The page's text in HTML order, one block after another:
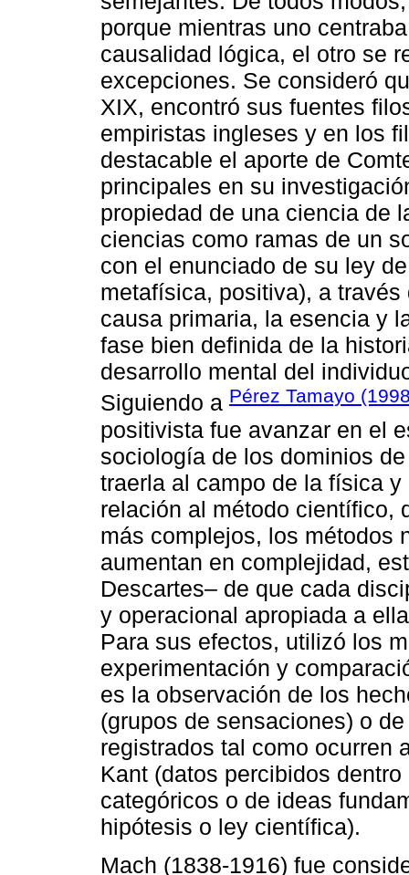
porque mientras uno
causalidad lógica, el otro se
excepciones. Se consideró
XIX, encontró sus fuentes
empiristas ingleses y en los
destacable el aporte de
principales en su
propiedad de una ciencia de
ciencias como ramas de un
con el enunciado de su ley
metafísica, positiva), a
causa primaria, la esencia y
fase bien definida de la
desarrollo mental del
Siguiendo a Pérez Tamayo
positivista fue avanzar en el
sociología de los dominios
traerla al campo de la física
relación al método científico,
más complejos, los métodos
aumentan en complejidad,
Descartes– de que cada
y operacional apropiada a
Para sus efectos, utilizó los
experimentación y
es la observación de los
(grupos de sensaciones) o
registrados tal como ocurren
Kant (datos percibidos
categóricos o de ideas
hipótesis o ley científica).
Mach (1838-1916) fue